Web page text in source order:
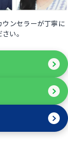
ンセラーが丁寧に
い。